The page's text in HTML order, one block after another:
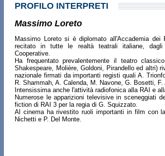
PROFILO INTERPRETI
Massimo Loreto
Massimo Loreto si è diplomato all'Accademia
recitato in tutte le realtà teatrali italiane,
Cooperative.
Ha frequentato prevalentemente il teatro
Shakespeare, Molière, Goldoni, Pirandello ed altri)
nazionale firmati da importanti registi quali A.
R. Shammah, A. Calenda, M. Navone, G. Bosetti, F.
Intensissima anche l'attività radiofonica alla RAI e
Numerose le apparizioni televisive in sceneggiati
fiction di RAI 3 per la regia di G. Squizzato.
Al cinema ha rivestito ruoli importanti in film con
Nichetti e P. Del Monte.